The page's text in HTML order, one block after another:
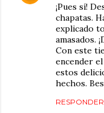
¡Pues sí!
chapatas.
explicado
amasados.
Con este
encender
estos
hechos.
RESPONDER